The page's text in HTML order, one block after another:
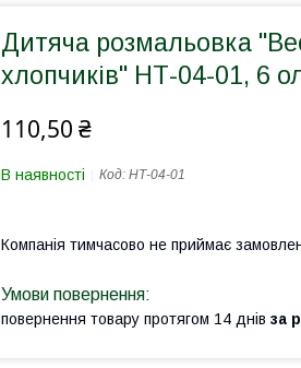
Дитяча розмальовка
хлопчиків" НТ-04-01, 6
110,50 ₴
В наявності Код: НТ-04-01
Компанія тимчасово не приймає
повернення товару протягом 14 днів за